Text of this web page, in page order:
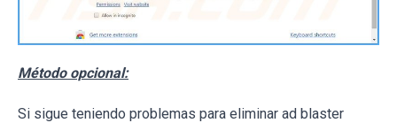
Método opcional:
Si sigue teniendo problemas para eliminar ad blaster